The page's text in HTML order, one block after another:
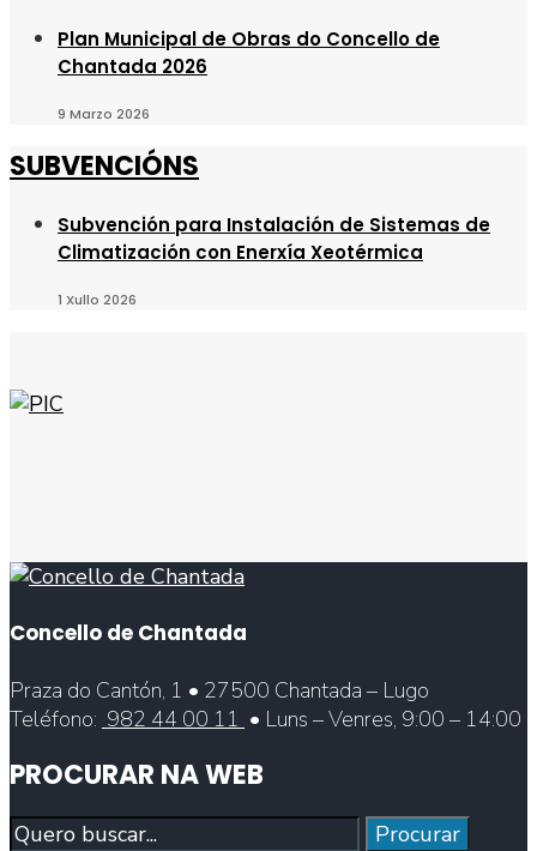
Plan Municipal de Obras do Concello de
Chantada 2026
9 Marzo 2026
SUBVENCIÓNS
Subvención para Instalación de Sistemas de
Climatización con Enerxía Xeotérmica
1 Xullo 2026
Concello de Chantada
Praza do Cantón, 1 • 27500 Chantada – Lugo
Teléfono: 982 44 00 11 • Luns – Venres, 9:00 – 14:00
PROCURAR NA WEB
Procurar
Procurar